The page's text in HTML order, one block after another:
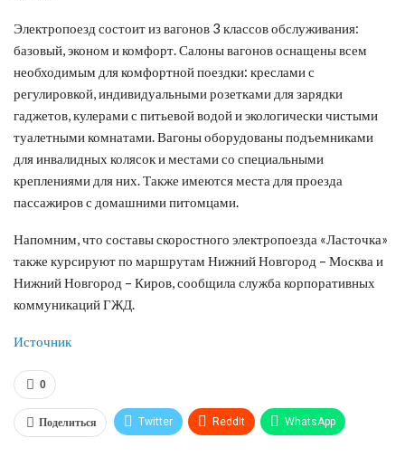
Электропоезд состоит из вагонов 3 классов обслуживания:
базовый, эконом и комфорт. Салоны вагонов оснащены всем
необходимым для комфортной поездки: креслами с
регулировкой, индивидуальными розетками для зарядки
гаджетов, кулерами с питьевой водой и экологически чистыми
туалетными комнатами. Вагоны оборудованы подъемниками
для инвалидных колясок и местами со специальными
креплениями для них. Также имеются места для проезда
пассажиров с домашними питомцами.
Напомним, что составы скоростного электропоезда «Ласточка»
также курсируют по маршрутам Нижний Новгород – Москва и
Нижний Новгород – Киров, сообщила служба корпоративных
коммуникаций ГЖД.
Источник
0
Поделиться Twitter ReddIt WhatsApp